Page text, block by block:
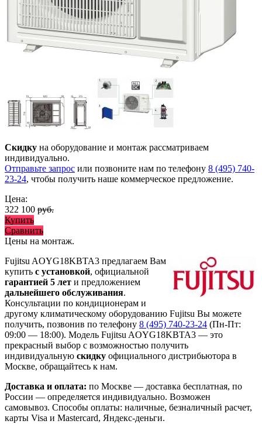
Скидку на оборудование и монтаж рассматриваем
индивидуально.
Отправьте запрос или позвоните нам по телефону 8 (495) 740-
23-24, чтобы получить наше коммерческое предложение.
Цена:
322 100 руб.
Купить
Сравнить
Цены на монтаж.
Fujitsu AOYG18KBTA3 предлагаем Вам
купить с установкой, официальной
гарантией 5 лет и предложением
дальнейшего обслуживания.
Консультации по кондиционерам и
другому климатическому оборудованию Fujitsu Вы можете
получить, позвонив по телефону 8 (495) 740-23-24 (Пн-Пт:
09:00 — 18:00). Модель Fujitsu AOYG18KBTA3 — это
прекрасный выбор с возможностью получить
индивидуальную скидку официального дистрибьютора в
Москве, обращайтесь к нам.
Доставка и оплата: по Москве — доставка бесплатная, по
России — определяется индивидуально. Возможен
самовывоз. Способы оплаты: наличные, безналичный расчет,
карты Visa и Mastercard, Яндекс-деньги.